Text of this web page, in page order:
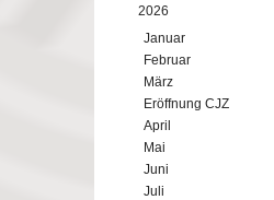
2026
Januar
Februar
März
Eröffnung CJZ
April
Mai
Juni
Juli